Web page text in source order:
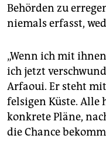
Behörden zu
niemals erfasst,
„Wenn ich mit
ich jetzt
Arfaoui. Er steht
felsigen Küste. Alle
konkrete Pläne,
die Chance